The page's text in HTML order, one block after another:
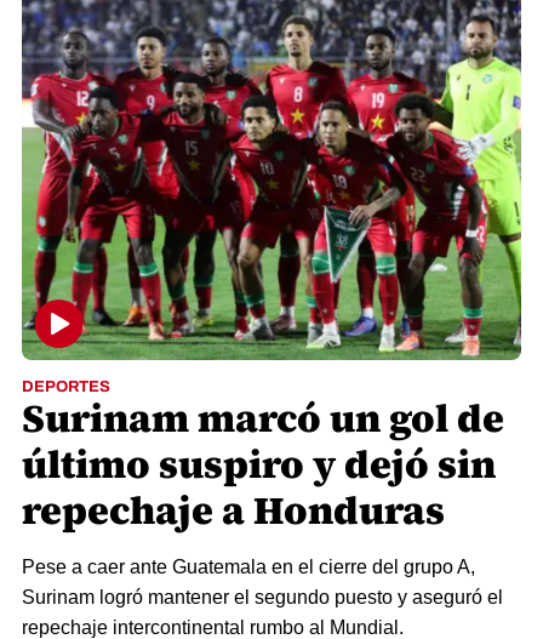
DEPORTES
Surinam marcó un gol de
último suspiro y dejó sin
repechaje a Honduras
Pese a caer ante Guatemala en el cierre del grupo A,
Surinam logró mantener el segundo puesto y aseguró el
repechaje intercontinental rumbo al Mundial.